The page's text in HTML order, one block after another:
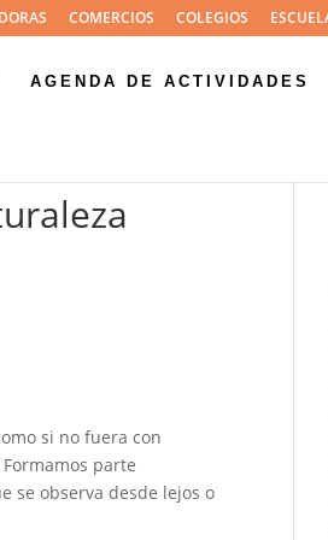
COMERCIOS COLEGIOS
AGENDA DE ACTIVIDADES
si no fuera con
parte
se observa desde lejos o